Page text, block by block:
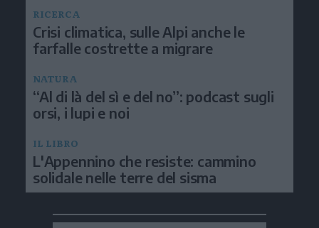
RICERCA
Crisi climatica, sulle Alpi anche le
farfalle costrette a migrare
NATURA
“Al di là del sì e del no”: podcast sugli
orsi, i lupi e noi
IL LIBRO
L'Appennino che resiste: cammino
solidale nelle terre del sisma